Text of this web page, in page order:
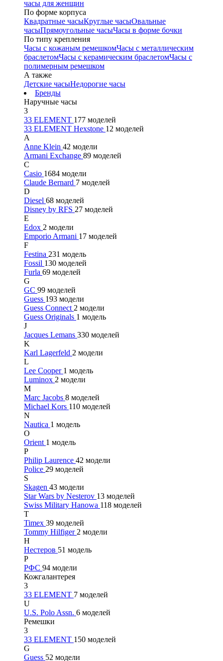
часы для женщин
По форме корпуса
Квадратные часыКруглые часыОвальные
часыПрямоугольные часыЧасы в форме бочки
По типу крепления
Часы с кожаным ремешкомЧасы с металлическим
браслетомЧасы с керамическим браслетомЧасы с
полимерным ремешком
А также
Детские часыНедорогие часы
Бренды
Наручные часы
3
33 ELEMENT 177 моделей
33 ELEMENT Hexstone 12 моделей
A
Anne Klein 42 модели
Armani Exchange 89 моделей
C
Casio 1684 модели
Claude Bernard 7 моделей
D
Diesel 68 моделей
Disney by RFS 27 моделей
E
Edox 2 модели
Emporio Armani 17 моделей
F
Festina 231 модель
Fossil 130 моделей
Furla 69 моделей
G
GC 99 моделей
Guess 193 модели
Guess Connect 2 модели
Guess Originals 1 модель
J
Jacques Lemans 330 моделей
K
Karl Lagerfeld 2 модели
L
Lee Cooper 1 модель
Luminox 2 модели
M
Marc Jacobs 8 моделей
Michael Kors 110 моделей
N
Nautica 1 модель
O
Orient 1 модель
P
Philip Laurence 42 модели
Police 29 моделей
S
Skagen 43 модели
Star Wars by Nesterov 13 моделей
Swiss Military Hanowa 118 моделей
T
Timex 39 моделей
Tommy Hilfiger 2 модели
Н
Нестеров 51 модель
Р
РФС 94 модели
Кожгалантерея
3
33 ELEMENT 7 моделей
U
U.S. Polo Assn. 6 моделей
Ремешки
3
33 ELEMENT 150 моделей
G
Guess 52 модели